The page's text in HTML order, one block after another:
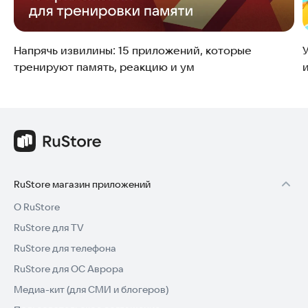
Напрячь извилины: 15 приложений, которые
тренируют память, реакцию и ум
RuStore магазин приложений
О RuStore
RuStore для TV
RuStore для телефона
RuStore для ОС Аврора
Медиа-кит (для СМИ и блогеров)